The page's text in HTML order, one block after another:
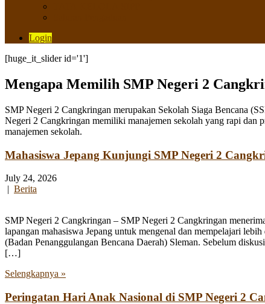
Login
[huge_it_slider id='1']
Mengapa Memilih SMP Negeri 2
SMP Negeri 2 Cangkringan merupakan Sekolah Siaga Bencana
Negeri 2 Cangkringan memiliki manajemen sekolah yang rapi dan
manajemen sekolah.
Mahasiswa Jepang Kunjungi SMP Negeri 2
July 24, 2026
| Berita
SMP Negeri 2 Cangkringan – SMP Negeri 2 Cangkringan
lapangan mahasiswa Jepang untuk mengenal dan mempelajari
(Badan Penanggulangan Bencana Daerah) Sleman. Sebelum
[…]
Selengkapnya »
Peringatan Hari Anak Nasional di SMP Negeri 2